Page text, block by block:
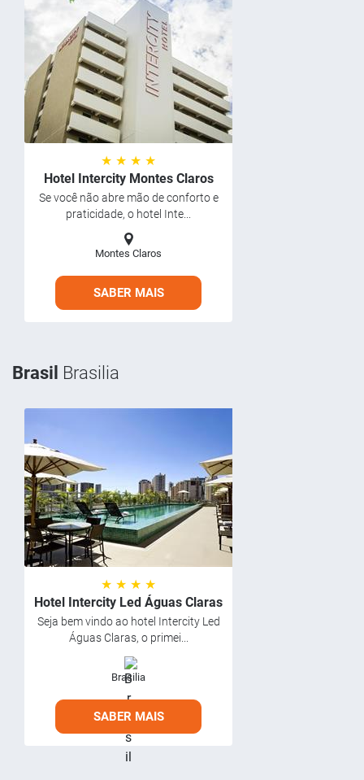
★ ★ ★ ★
Hotel Intercity Montes Claros
Se você não abre mão de conforto e
praticidade, o hotel Inte...
Montes Claros
SABER MAIS
Brasil Brasilia
★ ★ ★ ★
Hotel Intercity Led Águas Claras
Seja bem vindo ao hotel Intercity Led
Águas Claras, o primei...
Brasilia
SABER MAIS